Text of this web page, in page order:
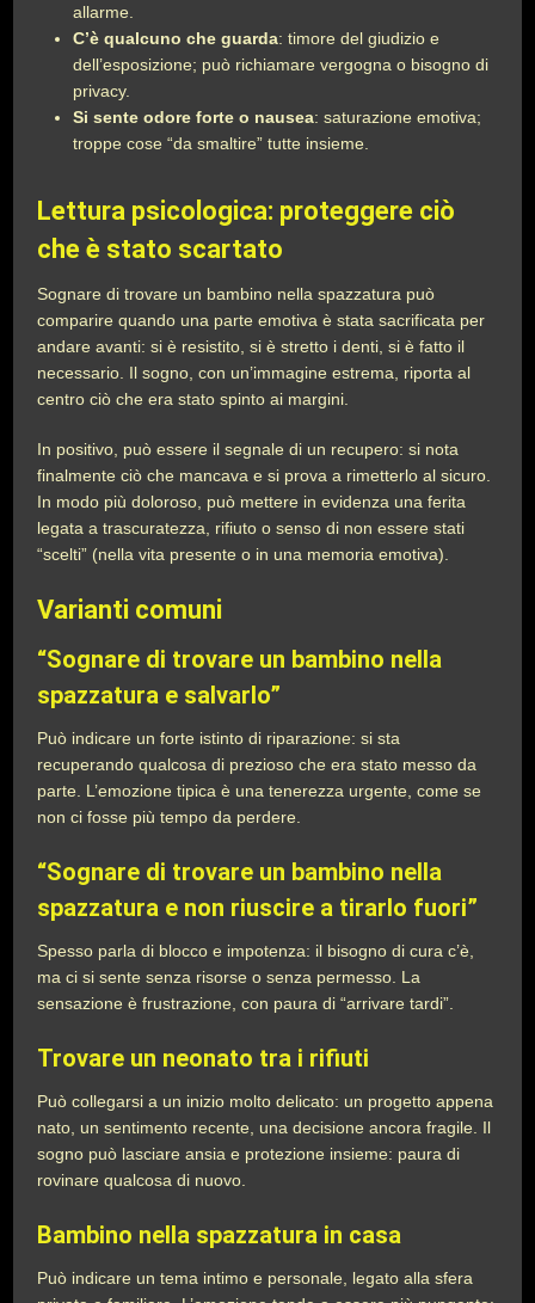
allarme.
C’è qualcuno che guarda: timore del giudizio e
dell’esposizione; può richiamare vergogna o bisogno di
privacy.
Si sente odore forte o nausea: saturazione emotiva;
troppe cose “da smaltire” tutte insieme.
Lettura psicologica: proteggere ciò
che è stato scartato
Sognare di trovare un bambino nella spazzatura può
comparire quando una parte emotiva è stata sacrificata per
andare avanti: si è resistito, si è stretto i denti, si è fatto il
necessario. Il sogno, con un’immagine estrema, riporta al
centro ciò che era stato spinto ai margini.
In positivo, può essere il segnale di un recupero: si nota
finalmente ciò che mancava e si prova a rimetterlo al sicuro.
In modo più doloroso, può mettere in evidenza una ferita
legata a trascuratezza, rifiuto o senso di non essere stati
“scelti” (nella vita presente o in una memoria emotiva).
Varianti comuni
“Sognare di trovare un bambino nella
spazzatura e salvarlo”
Può indicare un forte istinto di riparazione: si sta
recuperando qualcosa di prezioso che era stato messo da
parte. L’emozione tipica è una tenerezza urgente, come se
non ci fosse più tempo da perdere.
“Sognare di trovare un bambino nella
spazzatura e non riuscire a tirarlo fuori”
Spesso parla di blocco e impotenza: il bisogno di cura c’è,
ma ci si sente senza risorse o senza permesso. La
sensazione è frustrazione, con paura di “arrivare tardi”.
Trovare un neonato tra i rifiuti
Può collegarsi a un inizio molto delicato: un progetto appena
nato, un sentimento recente, una decisione ancora fragile. Il
sogno può lasciare ansia e protezione insieme: paura di
rovinare qualcosa di nuovo.
Bambino nella spazzatura in casa
Può indicare un tema intimo e personale, legato alla sfera